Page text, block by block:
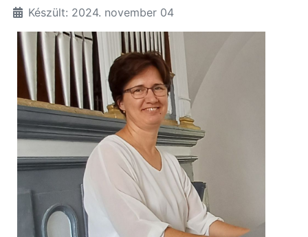
Készült: 2024. november 04